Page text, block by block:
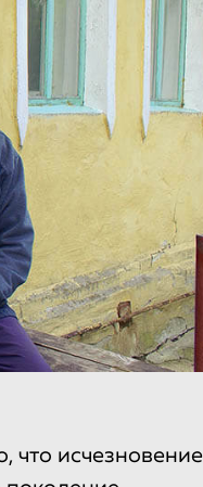
что исчезновение